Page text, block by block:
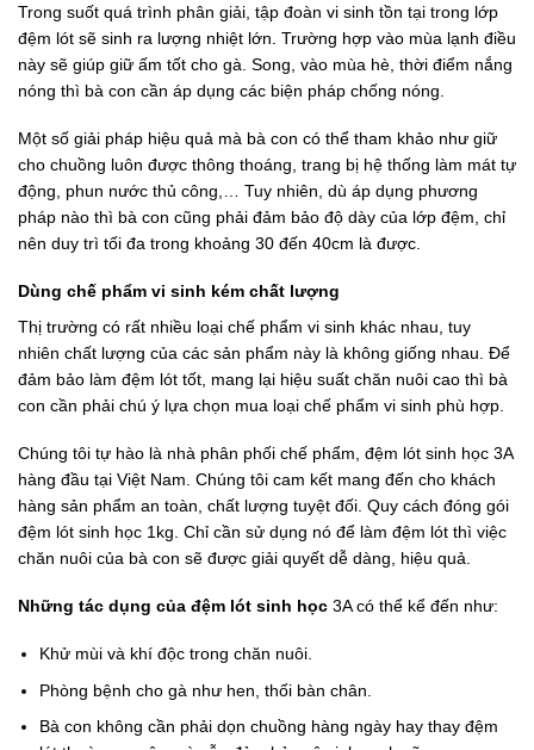
Trong suốt quá trình phân giải, tập đoàn vi sinh tồn tại trong lớp
đệm lót sẽ sinh ra lượng nhiệt lớn. Trường hợp vào mùa lạnh điều
này sẽ giúp giữ ấm tốt cho gà. Song, vào mùa hè, thời điểm nắng
nóng thì bà con cần áp dụng các biện pháp chống nóng.
Một số giải pháp hiệu quả mà bà con có thể tham khảo như giữ
cho chuồng luôn được thông thoáng, trang bị hệ thống làm mát tự
động, phun nước thủ công,… Tuy nhiên, dù áp dụng phương
pháp nào thì bà con cũng phải đảm bảo độ dày của lớp đệm, chỉ
nên duy trì tối đa trong khoảng 30 đến 40cm là được.
Dùng chế phẩm vi sinh kém chất lượng
Thị trường có rất nhiều loại chế phẩm vi sinh khác nhau, tuy
nhiên chất lượng của các sản phẩm này là không giống nhau. Để
đảm bảo làm đệm lót tốt, mang lại hiệu suất chăn nuôi cao thì bà
con cần phải chú ý lựa chọn mua loại chế phẩm vi sinh phù hợp.
Chúng tôi tự hào là nhà phân phối chế phẩm, đệm lót sinh học 3A
hàng đầu tại Việt Nam. Chúng tôi cam kết mang đến cho khách
hàng sản phẩm an toàn, chất lượng tuyệt đối. Quy cách đóng gói
đệm lót sinh học 1kg. Chỉ cần sử dụng nó để làm đệm lót thì việc
chăn nuôi của bà con sẽ được giải quyết dễ dàng, hiệu quả.
Những tác dụng của đệm lót sinh học 3A có thể kể đến như:
Khử mùi và khí độc trong chăn nuôi.
Phòng bệnh cho gà như hen, thối bàn chân.
Bà con không cần phải dọn chuồng hàng ngày hay thay đệm